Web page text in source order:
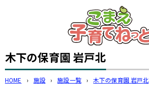
このページの本文へ
木下の保育園 岩戸北
HOME › 施設 › 施設一覧 › 木下の保育園 岩戸北